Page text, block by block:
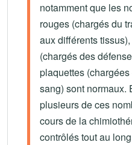
notamment que les
rouges (chargés du
aux différents
(chargés des
plaquettes
sang) sont normaux.
plusieurs de ces
cours de la
contrôlés tout au